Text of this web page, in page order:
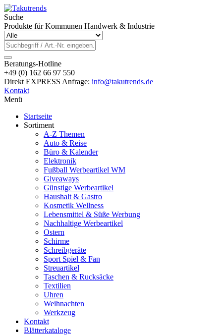
Suche
Produkte für Kommunen Handwerk & Industrie
Beratungs-Hotline
+49 (0) 162 66 97 550
Direkt EXPRESS Anfrage: info@takutrends.de
Kontakt
Menü
Startseite
Sortiment
A-Z Themen
Auto & Reise
Büro & Kalender
Elektronik
Fußball Werbeartikel WM
Giveaways
Günstige Werbeartikel
Haushalt & Gastro
Kosmetik Wellness
Lebensmittel & Süße Werbung
Nachhaltige Werbeartikel
Ostern
Schirme
Schreibgeräte
Sport Spiel & Fan
Streuartikel
Taschen & Rucksäcke
Textilien
Uhren
Weihnachten
Werkzeug
Kontakt
Blätterkataloge